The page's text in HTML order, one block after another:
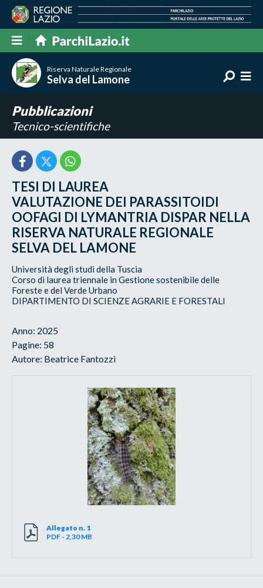
Riserva Naturale Regionale
Selva del Lamone
Pubblicazioni
Tecnico-scientifiche
TESI DI LAUREA
VALUTAZIONE DEI PARASSITOIDI
OOFAGI DI LYMANTRIA DISPAR NELLA
RISERVA NATURALE REGIONALE
SELVA DEL LAMONE
Università degli studi della Tuscia
Corso di laurea triennale in Gestione sostenibile delle
Foreste e del Verde Urbano
DIPARTIMENTO DI SCIENZE AGRARIE E FORESTALI
Anno: 2025
Pagine: 58
Autore: Beatrice Fantozzi
Allegato n. 1
PDF - 2,30 MB